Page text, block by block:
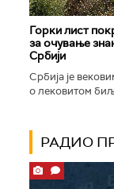
Горки лист
за очување
Србији
Србија је
о лековитом
РАДИО